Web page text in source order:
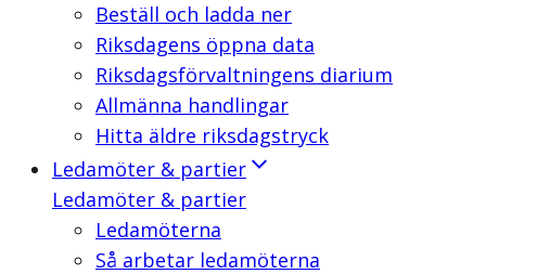
Beställ och ladda ner
Riksdagens öppna data
Riksdagsförvaltningens diarium
Allmänna handlingar
Hitta äldre riksdagstryck
Ledamöter & partier
Ledamöter & partier
Ledamöterna
Så arbetar ledamöterna